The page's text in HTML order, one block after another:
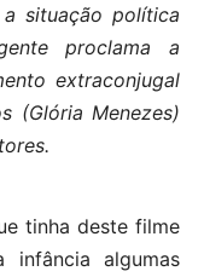
situação política
proclama a
extraconjugal
(Glória Menezes)
tinha deste filme
infância algumas